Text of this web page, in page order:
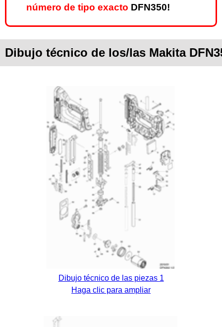
número de tipo exacto DFN350!
Dibujo técnico de los/las Makita
Dibujo técnico de las piezas 1
Haga clic para ampliar